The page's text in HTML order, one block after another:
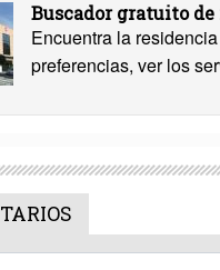
Buscador gratuito
Encuentra la
preferencias, ver los